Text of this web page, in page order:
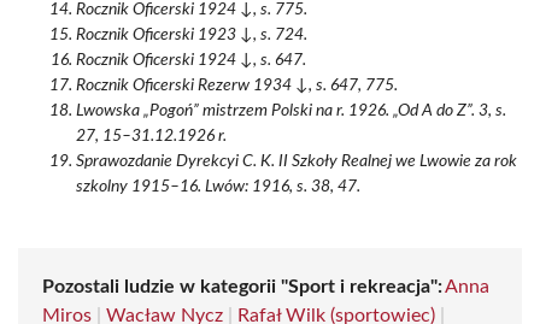
Rocznik Oficerski 1924 ↓, s. 775.
Rocznik Oficerski 1923 ↓, s. 724.
Rocznik Oficerski 1924 ↓, s. 647.
Rocznik Oficerski Rezerw 1934 ↓, s. 647, 775.
Lwowska „Pogoń” mistrzem Polski na r. 1926. „Od A do Z”. 3, s.
27, 15–31.12.1926 r.
Sprawozdanie Dyrekcyi C. K. II Szkoły Realnej we Lwowie za rok
szkolny 1915–16. Lwów: 1916, s. 38, 47.
Pozostali ludzie w kategorii "Sport i rekreacja":Anna
Miros
Wacław Nycz Rafał Wilk (sportowiec)